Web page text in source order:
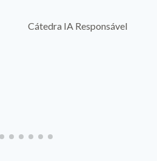
Cátedra IA Responsável